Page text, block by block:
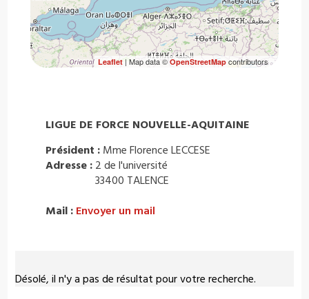
Désolé, il n'y a pas de résultat pour votre recherche.
Leaflet| Map data ©OpenStreetMapcontributors
LIGUE DE FORCE NOUVELLE-AQUITAINE
Président : Mme Florence LECCESE
Adresse : 2 de l'université
33400 TALENCE
Mail : Envoyer un mail